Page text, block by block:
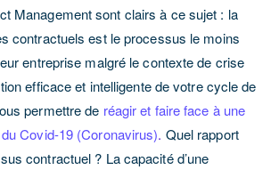
Management sont clairs à ce sujet : la
contractuels est le processus le moins
entreprise malgré le contexte de crise
efficace et intelligente de votre cycle de
permettre de réagir et faire face à une
Covid-19 (Coronavirus). Quel rapport
contractuel ? La capacité d’une